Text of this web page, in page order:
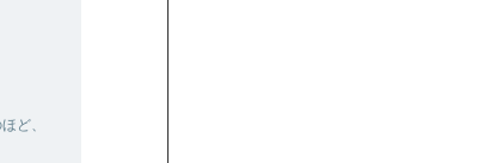
ど、